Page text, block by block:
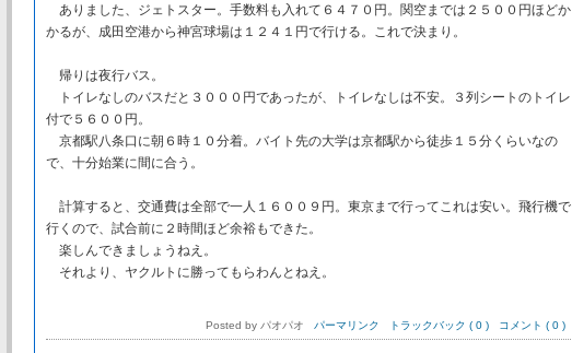
ありました、ジェトスター。手数料も入れて６４７０円。関空までは２５００円ほどか
かるが、成田空港から神宮球場は１２４１円で行ける。これで決まり。
帰りは夜行バス。
トイレなしのバスだと３０００円であったが、トイレなしは不安。３列シートのトイレ
付で５６００円。
京都駅八条口に朝６時１０分着。バイト先の大学は京都駅から徒歩１５分くらいなの
で、十分始業に間に合う。
計算すると、交通費は全部で一人１６００９円。東京まで行ってこれは安い。飛行機で
行くので、試合前に２時間ほど余裕もできた。
楽しんできましょうねえ。
それより、ヤクルトに勝ってもらわんとねえ。
Posted by パオパオ パーマリンク トラックバック ( 0 ) コメント ( 0 )